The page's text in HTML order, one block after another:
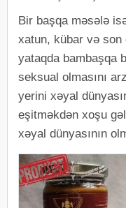
Bir başqa məsələ
xatun, kübar və
yataqda bambaşqa
seksual olmasını
yerini xəyal
eşitməkdən xoşu
xəyal dünyasının